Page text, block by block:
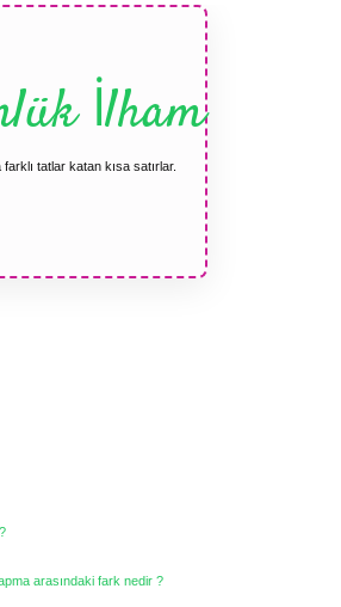
İlham
farklı tatlar katan kısa satırlar.
arasındaki fark nedir ?